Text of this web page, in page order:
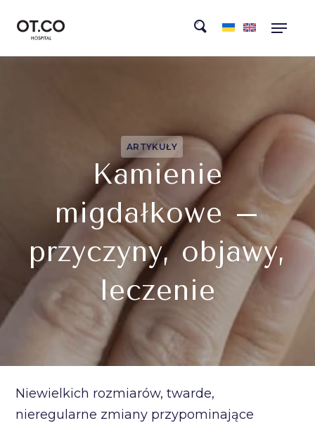
ARTYKUŁY
Kamienie
migdałkowe –
przyczyny, objawy,
leczenie
Niewielkich rozmiarów, twarde,
nieregularne zmiany przypominające